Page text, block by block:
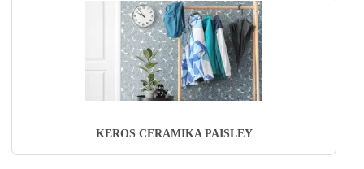
KEROS CERAMIKA PAISLEY